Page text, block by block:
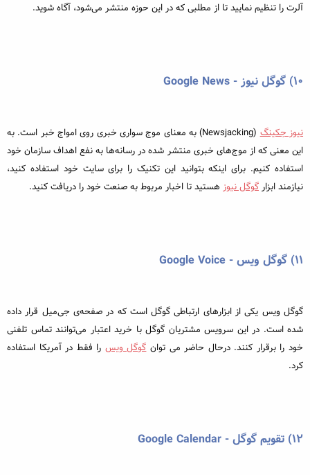
آلرت را تنظیم نمایید تا از مطلبی که در این حوزه منتشر می‌شود، آگاه شوید.
۱۰) گوگل نیوز - Google News
نیوز جکینگ
(Newsjacking) به معنای موج سواری خبری روی امواج خبر است. به
این معنی که از موج‌های خبری منتشر شده در رسانه‌ها به نفع اهداف سازمان خود
استفاده کنیم. برای اینکه بتوانید این تکنیک را برای سایت خود استفاده کنید،
نیازمند ابزارگوگل نیوز هستید تا اخبار مربوط به صنعت خود را دریافت کنید.
۱۱) گوگل ویس - Google Voice
گوگل ویس یکی از ابزارهای ارتباطی گوگل است که در صفحه‌ی جی‌میل قرار داده
شده است. در این سرویس مشتریان گوگل با خرید اعتبار می‌توانند تماس تلفنی
خود را برقرار کنند. درحال حاضر می توانگوگل ویس را فقط در آمریکا استفاده
کرد.
۱۲) تقویم گوگل - Google Calendar